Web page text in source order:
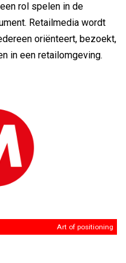
rol spelen in de
Retailmedia wordt
oriënteert, bezoekt,
in een retailomgeving.
Art of positioning